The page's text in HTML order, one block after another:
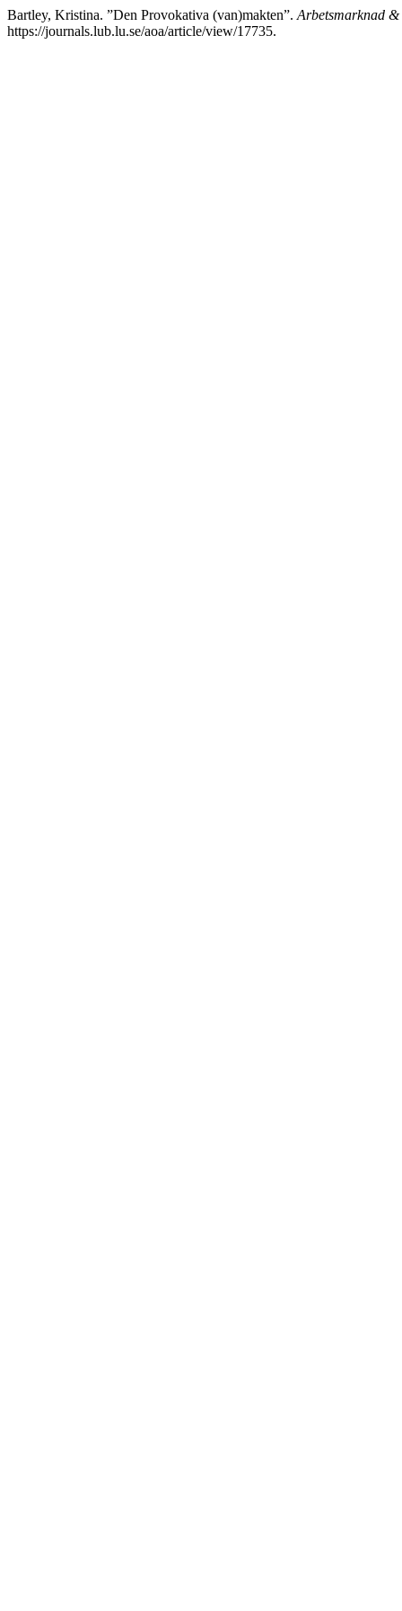
Bartley, Kristina. ”Den Provokativa (van)makten”. Arbetsmarknad
https://journals.lub.lu.se/aoa/article/view/17735.